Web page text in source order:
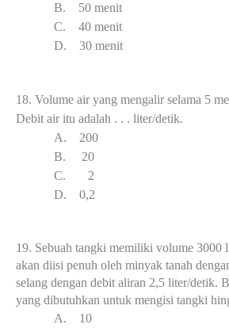
B. 50 menit
C.
40 menit
D. 30 menit
18. Volume air yang mengalir selama 5
Debit air itu adalah . . . liter/detik.
A. 200
B. 20
C.
2
D.
0,2
19. Sebuah tangki memiliki volume 3000
akan diisi penuh oleh minyak tanah
selang dengan debit aliran 2,5 liter/detik.
yang dibutuhkan untuk mengisi tangki
A. 10